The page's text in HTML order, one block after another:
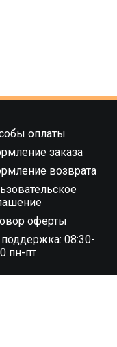
оплаты
заказа
возврата
оферты
поддержка: 08:30-
пн-пт